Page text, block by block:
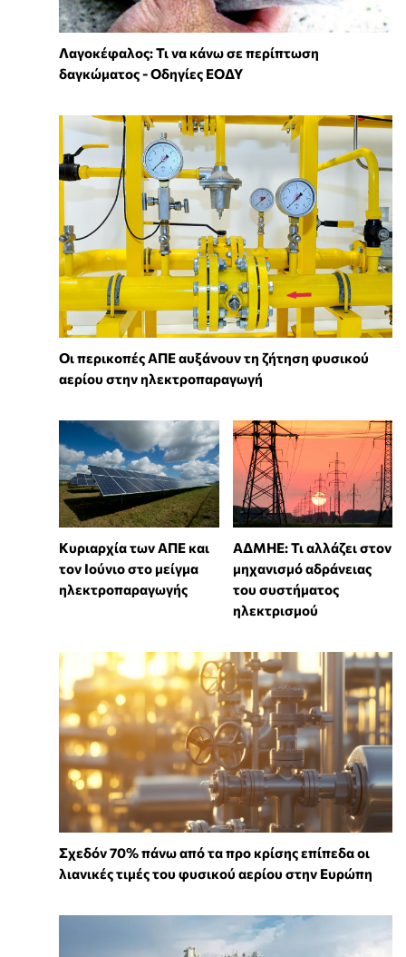
Λαγοκέφαλος: Τι να κάνω σε περίπτωση
δαγκώματος - Οδηγίες ΕΟΔΥ
Οι περικοπές ΑΠΕ αυξάνουν τη ζήτηση φυσικού
αερίου στην ηλεκτροπαραγωγή
Κυριαρχία των ΑΠΕ και
τον Ιούνιο στο μείγμα
ηλεκτροπαραγωγής
ΑΔΜΗΕ: Τι αλλάζει στον
μηχανισμό αδράνειας
του συστήματος
ηλεκτρισμού
Σχεδόν 70% πάνω από τα προ κρίσης επίπεδα οι
λιανικές τιμές του φυσικού αερίου στην Ευρώπη